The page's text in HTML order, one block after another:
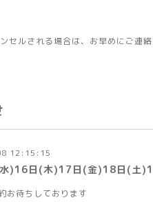
ルされる場合は、お早めにご連
12:15:15
)16日(木)17日(金)18日(土
お待ちしております